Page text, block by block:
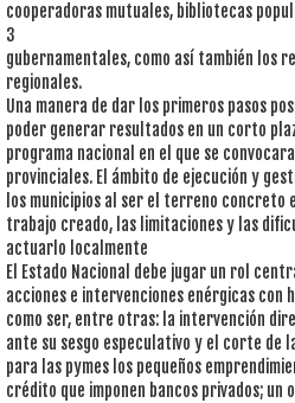
cooperadoras mutuales, bibliotecas
3
gubernamentales, como así también los
regionales.
Una manera de dar los primeros pasos
poder generar resultados en un corto
programa nacional en el que se
provinciales. El ámbito de ejecución y
los municipios al ser el terreno concreto
trabajo creado, las limitaciones y las
actuarlo localmente
El Estado Nacional debe jugar un rol
acciones e intervenciones enérgicas con
como ser, entre otras: la intervención
ante su sesgo especulativo y el corte de
para las pymes los pequeños
crédito que imponen bancos privados;